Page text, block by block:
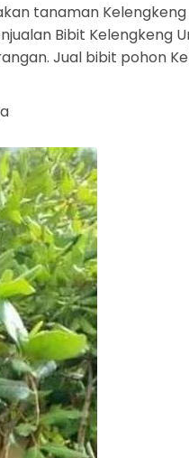
tanaman
Bibit Kelengkeng
Jual bibit pohon